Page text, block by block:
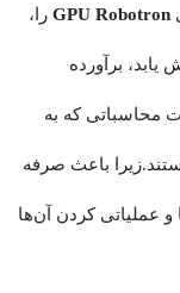
را،
برآورده
محاسباتی که به
باعث صرفه
عملیاتی کردن آن‌ها